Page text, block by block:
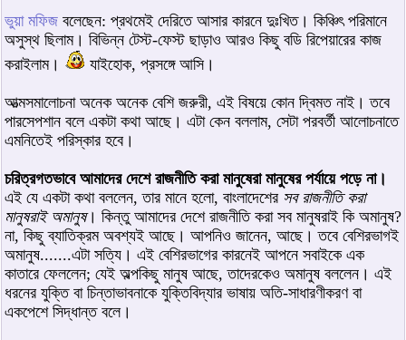
ভুয়া মফিজ বলেছেন: প্রথমেই দেরিতে আসার কারনে দুঃখিত। কিঞ্চিৎ পরিমানে
অসুস্থ ছিলাম। বিভিন্ন টেস্ট-ফেস্ট ছাড়াও আরও কিছু বডি রিপেয়ারের কাজ
করাইলাম।
যাইহোক, প্রসঙ্গে আসি।
আত্মসমালোচনা অনেক অনেক বেশি জরুরী, এই বিষয়ে কোন দ্বিমত নাই। তবে
পারসেপশান বলে একটা কথা আছে। এটা কেন বললাম, সেটা পরবর্তী আলোচনাতে
এমনিতেই পরিস্কার হবে।
চরিত্রগতভাবে আমাদের দেশে রাজনীতি করা মানুষেরা মানুষের পর্যায়ে পড়ে না।
এই যে একটা কথা বললেন, তার মানে হলো, বাংলাদেশের সব রাজনীতি করা
মানুষরাই অমানুষ। কিন্তু আমাদের দেশে রাজনীতি করা সব মানুষরাই কি অমানুষ?
না, কিছু ব্যাতিক্রম অবশ্যই আছে। আপনিও জানেন, আছে। তবে বেশিরভাগই
অমানুষ.......এটা সত্যি। এই বেশিরভাগের কারনেই আপনে সবাইকে এক
কাতারে ফেললেন; যেই অল্পকিছু মানুষ আছে, তাদেরকেও অমানুষ বললেন। এই
ধরনের যুক্তি বা চিন্তাভাবনাকে যুক্তিবিদ্যার ভাষায় অতি-সাধারণীকরণ বা
একপেশে সিদ্ধান্ত বলে।